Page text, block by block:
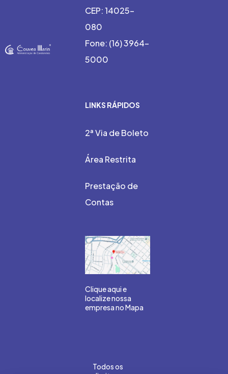
CEP: 14025-
080
Fone: (16) 3964-
5000
LINKS RÁPIDOS
2ª Via de Boleto
Área Restrita
Prestação de
Contas
Clique aqui e
localize nossa
empresa no Mapa
Todos os